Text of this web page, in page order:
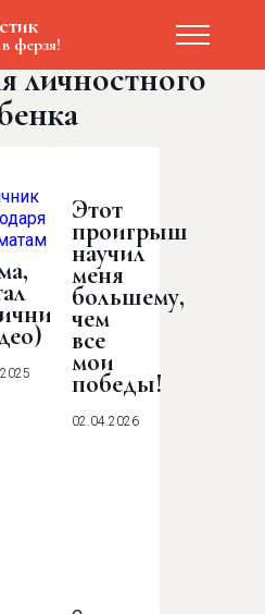
ферзя!
обучения
личностного
Этот
проигрыш
научил
меня
большему,
чем
все
мои
победы!
02.04.2026